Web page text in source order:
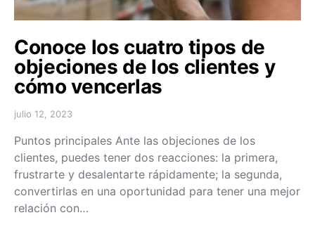
Conoce los cuatro tipos de
objeciones de los clientes y
cómo vencerlas
julio 12, 2023
Puntos principales Ante las objeciones de los
clientes, puedes tener dos reacciones: la primera,
frustrarte y desalentarte rápidamente; la segunda,
convertirlas en una oportunidad para tener una mejor
relación con…